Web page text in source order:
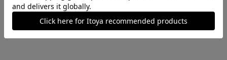
メルシーIDをお持ちでない方は